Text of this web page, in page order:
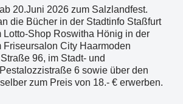
20.Juni 2026 zum Salzlandfest.
die Bücher in der Stadtinfo Staßfurt
Lotto-Shop Roswitha Hönig in der
Friseursalon City Haarmoden
96, im Stadt- und
6 sowie über den
zum Preis von 18.- € erwerben.